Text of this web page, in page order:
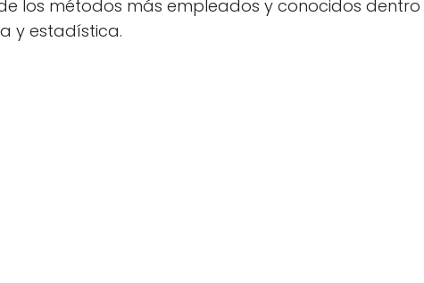
los métodos más empleados y conocidos
y estadística.